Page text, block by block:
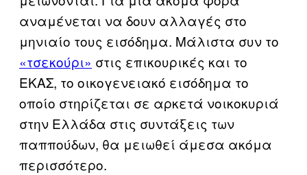
αναμένεται να δουν αλλαγές στο
μηνιαίο τους εισόδημα. Μάλιστα συν το
«τσεκούρι» στις επικουρικές και το
ΕΚΑΣ, το οικογενειακό εισόδημα το
οποίο στηρίζεται σε αρκετά νοικοκυριά
στην Ελλάδα στις συντάξεις των
παππούδων, θα μειωθεί άμεσα ακόμα
περισσότερο.